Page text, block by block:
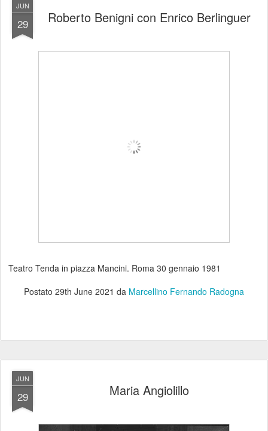
JUN
29 Roberto Benigni con Enrico Berlinguer
Teatro Tenda in piazza Mancini. Roma 30 gennaio 1981
Postato 29th June 2021 da Marcellino Fernando Radogna
JUN
29 Maria Angiolillo